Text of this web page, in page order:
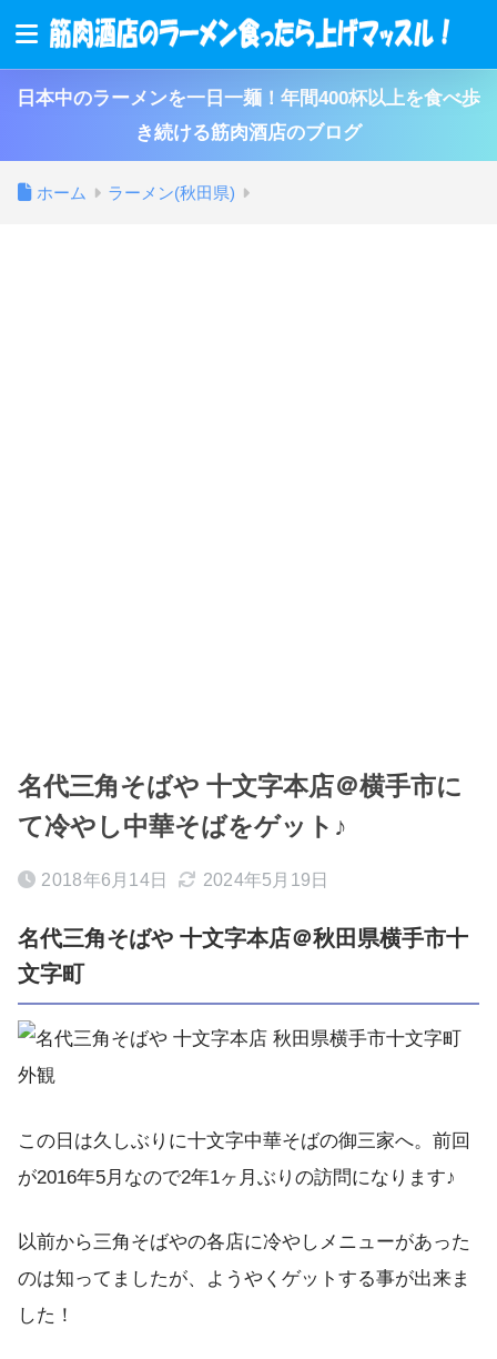
日本中のラーメンを一日一麺！年間400杯以上を食べ歩
き続ける筋肉酒店のブログ
ホーム ラーメン(秋田県)
名代三角そばや 十文字本店＠横手市に
て冷やし中華そばをゲット♪
2018年6月14日 2024年5月19日
名代三角そばや 十文字本店＠秋田県横手市十
文字町
この日は久しぶりに十文字中華そばの御三家へ。前回
が2016年5月なので2年1ヶ月ぶりの訪問になります♪
以前から三角そばやの各店に冷やしメニューがあった
のは知ってましたが、ようやくゲットする事が出来ま
した！